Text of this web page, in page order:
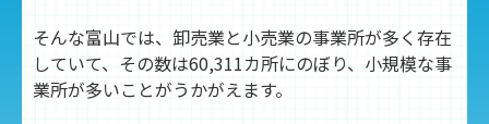
そんな富山では、卸売業と小売業の事業所が多く存在
していて、その数は60,311カ所にのぼり、小規模な事
業所が多いことがうかがえます。